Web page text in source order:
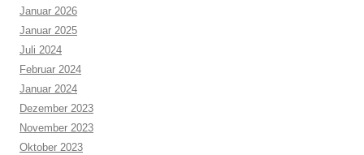
Januar 2026
Januar 2025
Juli 2024
Februar 2024
Januar 2024
Dezember 2023
November 2023
Oktober 2023